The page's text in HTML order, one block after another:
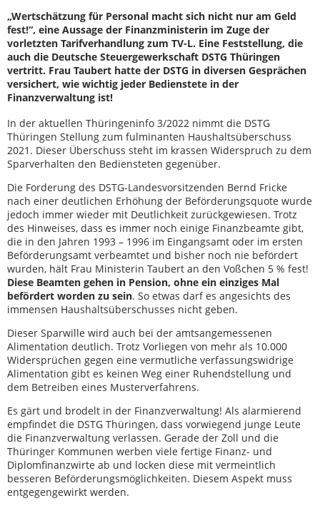
„Wertschätzung für Personal macht sich nicht nur am Geld
fest!“, eine Aussage der Finanzministerin im Zuge der
vorletzten Tarifverhandlung zum TV-L. Eine Feststellung, die
auch die Deutsche Steuergewerkschaft DSTG Thüringen
vertritt. Frau Taubert hatte der DSTG in diversen Gesprächen
versichert, wie wichtig jeder Bedienstete in der
Finanzverwaltung ist!
In der aktuellen Thüringeninfo 3/2022 nimmt die DSTG
Thüringen Stellung zum fulminanten Haushaltsüberschuss
2021. Dieser Überschuss steht im krassen Widerspruch zu dem
Sparverhalten den Bediensteten gegenüber.
Die Forderung des DSTG-Landesvorsitzenden Bernd Fricke
nach einer deutlichen Erhöhung der Beförderungsquote wurde
jedoch immer wieder mit Deutlichkeit zurückgewiesen. Trotz
des Hinweises, dass es immer noch einige Finanzbeamte gibt,
die in den Jahren 1993 – 1996 im Eingangsamt oder im ersten
Beförderungsamt verbeamtet und bisher noch nie befördert
wurden, hält Frau Ministerin Taubert an den Voßchen 5 % fest!
Diese Beamten gehen in Pension, ohne ein einziges Mal
befördert worden zu sein. So etwas darf es angesichts des
immensen Haushaltsüberschusses nicht geben.
Dieser Sparwille wird auch bei der amtsangemessenen
Alimentation deutlich. Trotz Vorliegen von mehr als 10.000
Widersprüchen gegen eine vermutliche verfassungswidrige
Alimentation gibt es keinen Weg einer Ruhendstellung und
dem Betreiben eines Musterverfahrens.
Es gärt und brodelt in der Finanzverwaltung! Als alarmierend
empfindet die DSTG Thüringen, dass vorwiegend junge Leute
die Finanzverwaltung verlassen. Gerade der Zoll und die
Thüringer Kommunen werben viele fertige Finanz- und
Diplomfinanzwirte ab und locken diese mit vermeintlich
besseren Beförderungsmöglichkeiten. Diesem Aspekt muss
entgegengewirkt werden.